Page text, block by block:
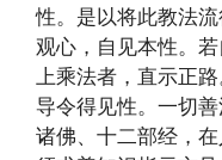
性。是以将此教法
观心，自见本性。
上乘法者，直示正
导令得见性。一切
诸佛、十二部经，